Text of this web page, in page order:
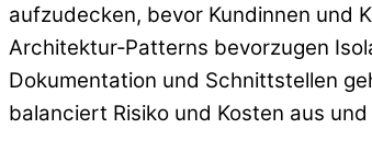
aufzudecken, bevor Kundinnen und
Architektur‑Patterns bevorzugen
Dokumentation und Schnittstellen
balanciert Risiko und Kosten aus